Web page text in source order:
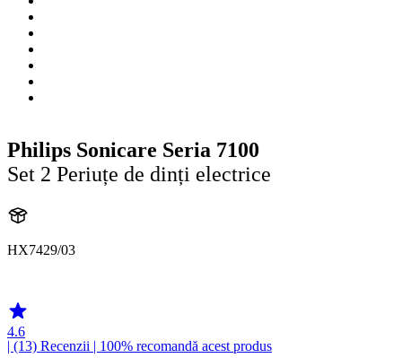
Philips Sonicare Seria 7100
Set 2 Periuțe de dinți electrice
HX7429/03
4.6
| (13) Recenzii | 100% recomandă acest produs